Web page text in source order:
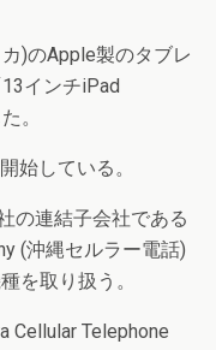
)のApple製のタブレ
インチiPad
。
始している。
の連結子会社である
(沖縄セルラー電話)
を取り扱う。
Cellular Telephone